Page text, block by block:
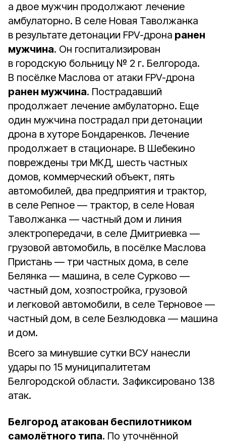
а двое мужчин продолжают лечение
амбулаторно. В селе Новая Таволжанка
в результате детонации FPV-дрона ранен
мужчина. Он госпитализирован
в городскую больницу № 2 г. Белгорода.
В посёлке Маслова от атаки FPV-дрона
ранен мужчина. Пострадавший
продолжает лечение амбулаторно. Еще
один мужчина пострадал при детонации
дрона в хуторе Бондаренков. Лечение
продолжает в стационаре. В Шебекино
повреждены три МКД, шесть частных
домов, коммерческий объект, пять
автомобилей, два предприятия и трактор,
в селе Репное — трактор, в селе Новая
Таволжанка — частный дом и линия
электропередачи, в селе Дмитриевка —
грузовой автомобиль, в посёлке Маслова
Пристань — три частных дома, в селе
Белянка — машина, в селе Сурково —
частный дом, хозпостройка, грузовой
и легковой автомобили, в селе Терновое —
частный дом, в селе Безлюдовка — машина
и дом.
Всего за минувшие сутки ВСУ нанесли
удары по 15 муниципалитетам
Белгородской области. Зафиксировано 138
атак.
Белгород атакован беспилотником
самолётного типа. По уточнённой